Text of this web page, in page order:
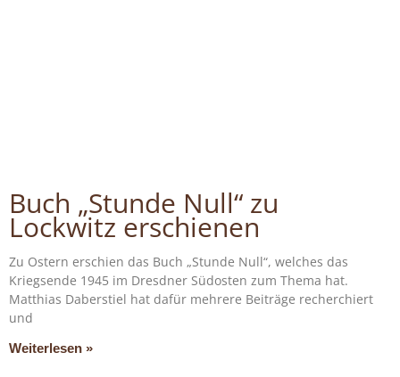
Buch „Stunde Null“ zu
Lockwitz erschienen
Zu Ostern erschien das Buch „Stunde Null“, welches das
Kriegsende 1945 im Dresdner Südosten zum Thema hat.
Matthias Daberstiel hat dafür mehrere Beiträge recherchiert
und
Weiterlesen »